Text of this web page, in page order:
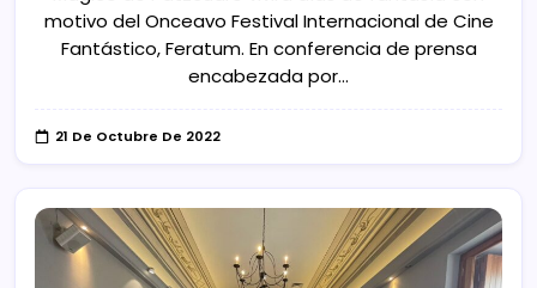
motivo del Onceavo Festival Internacional de Cine
Fantástico, Feratum. En conferencia de prensa
encabezada por…
21 De Octubre De 2022